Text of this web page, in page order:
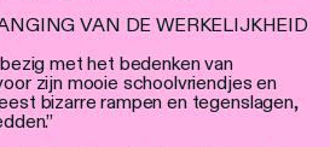
VAN DE WERKELIJKHEID
met het bedenken van
zijn mooie schoolvriendjes en
bizarre rampen en tegenslagen,